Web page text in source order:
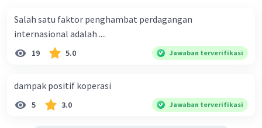
Salah satu faktor penghambat perdagangan
internasional adalah ....
19 5.0 Jawaban terverifikasi
dampak positif koperasi
5 3.0 Jawaban terverifikasi